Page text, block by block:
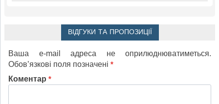
ВІДГУКИ ТА ПРОПОЗИЦІЇ
Ваша e-mail адреса не оприлюднюватиметься.
Обов’язкові поля позначені *
Коментар *